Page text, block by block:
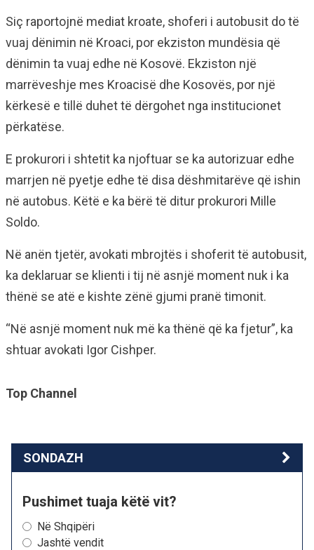
Siç raportojnë mediat kroate, shoferi i autobusit do të
vuaj dënimin në Kroaci, por ekziston mundësia që
dënimin ta vuaj edhe në Kosovë. Ekziston një
marrëveshje mes Kroacisë dhe Kosovës, por një
kërkesë e tillë duhet të dërgohet nga institucionet
përkatëse.
E prokurori i shtetit ka njoftuar se ka autorizuar edhe
marrjen në pyetje edhe të disa dëshmitarëve që ishin
në autobus. Këtë e ka bërë të ditur prokurori Mille
Soldo.
Në anën tjetër, avokati mbrojtës i shoferit të autobusit,
ka deklaruar se klienti i tij në asnjë moment nuk i ka
thënë se atë e kishte zënë gjumi pranë timonit.
“Në asnjë moment nuk më ka thënë që ka fjetur”, ka
shtuar avokati Igor Cishper.
Top Channel
SONDAZH
Pushimet tuaja këtë vit?
Në Shqipëri
Jashtë vendit